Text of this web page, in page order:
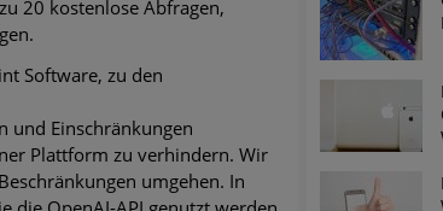
20 kostenlose Abfragen,
Software, zu den
und Einschränkungen
Plattform zu verhindern. Wir
umgehen. In